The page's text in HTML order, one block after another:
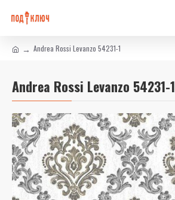
Andrea Rossi Levanzo 54231-1
Andrea Rossi Levanzo 54231-1